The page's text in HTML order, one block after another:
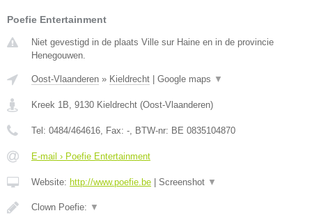
Poefie Entertainment
Niet gevestigd in de plaats Ville sur Haine en in de provincie
Henegouwen.
Oost-Vlaanderen » Kieldrecht | Google maps ▼
Kreek 1B 9130 Kieldrecht (Oost-Vlaanderen)
Tel: 0484/464616 , Fax: - , BTW-nr: BE 0835104870
E-mail › Poefie Entertainment
Website: http://www.poefie.be | Screenshot ▼
Clown Poefie: ▼